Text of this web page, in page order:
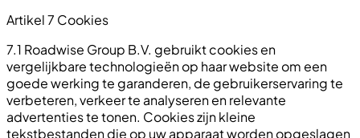
Artikel 7 Cookies
7.1 Roadwise Group B.V. gebruikt cookies en
vergelijkbare technologieën op haar website om een
goede werking te garanderen, de gebruikerservaring te
verbeteren, verkeer te analyseren en relevante
advertenties te tonen. Cookies zijn kleine
tekstbestanden die op uw apparaat worden opgeslagen